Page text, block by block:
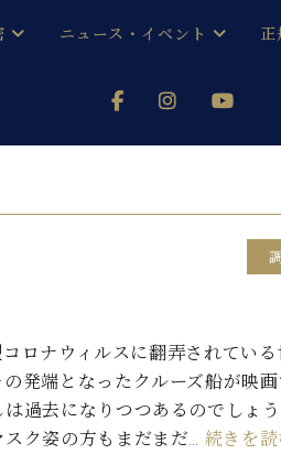
前に
ーレ
ニュース・イベント
メルマガ会員登録ご案内
(お知らせ・メディア情報)
正
楽教室
スタッフ
技術者紹介
展示情報
イベント情
八王子工
ロナウィルスに翻弄されている
発端となったクルーズ船が映
は過去になりつつあるのでしょ
ク姿の方もまだまだ… 続きを読